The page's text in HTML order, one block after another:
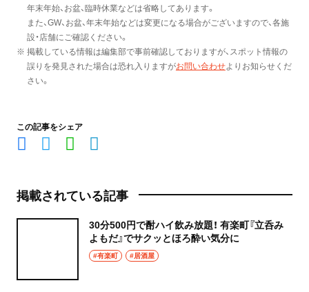
年末年始、お盆、臨時休業などは省略してあります。
また、GW、お盆、年末年始などは変更になる場合がございますので、各施
設・店舗にご確認ください。
※ 掲載している情報は編集部で事前確認しておりますが、スポット情報の
誤りを発見された場合は恐れ入りますがお問い合わせよりお知らせくだ
さい。
この記事をシェア
掲載されている記事
30分500円で酎ハイ飲み放題！ 有楽町『立呑み
よもだ』でサクッとほろ酔い気分に
#有楽町 #居酒屋